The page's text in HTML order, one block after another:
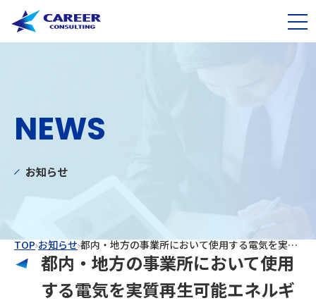
NEWS
お知らせ
TOP お知らせ 都内・地方の事業所において使用する電気を実質再生可能エネルギー由来の電力に切り替えます
都内・地方の事業所において使用
する電気を実質再生可能エネルギ